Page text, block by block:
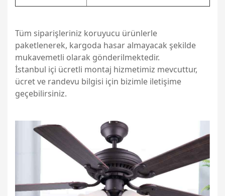
Tüm siparişleriniz koruyucu ürünlerle
paketlenerek, kargoda hasar almayacak şekilde
mukavemetli olarak gönderilmektedir.
İstanbul içi ücretli montaj hizmetimiz mevcuttur,
ücret ve randevu bilgisi için bizimle iletişime
geçebilirsiniz.